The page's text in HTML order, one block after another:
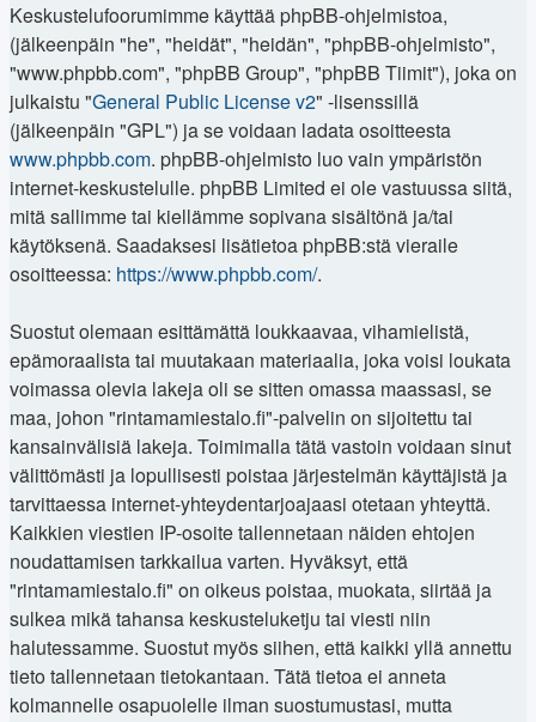
Keskustelufoorumimme käyttää phpBB-ohjelmistoa,
(jälkeenpäin "he", "heidät", "heidän", "phpBB-ohjelmisto",
"www.phpbb.com", "phpBB Group", "phpBB Tiimit"), joka on
julkaistu "General Public License v2" -lisenssillä
(jälkeenpäin "GPL") ja se voidaan ladata osoitteesta
www.phpbb.com. phpBB-ohjelmisto luo vain ympäristön
internet-keskustelulle. phpBB Limited ei ole vastuussa siitä,
mitä sallimme tai kiellämme sopivana sisältönä ja/tai
käytöksenä. Saadaksesi lisätietoa phpBB:stä vieraile
osoitteessa: https://www.phpbb.com/.
Suostut olemaan esittämättä loukkaavaa, vihamielistä,
epämoraalista tai muutakaan materiaalia, joka voisi loukata
voimassa olevia lakeja oli se sitten omassa maassasi, se
maa, johon "rintamamiestalo.fi"-palvelin on sijoitettu tai
kansainvälisiä lakeja. Toimimalla tätä vastoin voidaan sinut
välittömästi ja lopullisesti poistaa järjestelmän käyttäjistä ja
tarvittaessa internet-yhteydentarjoajaasi otetaan yhteyttä.
Kaikkien viestien IP-osoite tallennetaan näiden ehtojen
noudattamisen tarkkailua varten. Hyväksyt, että
"rintamamiestalo.fi" on oikeus poistaa, muokata, siirtää ja
sulkea mikä tahansa keskusteluketju tai viesti niin
halutessamme. Suostut myös siihen, että kaikki yllä annettu
tieto tallennetaan tietokantaan. Tätä tietoa ei anneta
kolmannelle osapuolelle ilman suostumustasi, mutta